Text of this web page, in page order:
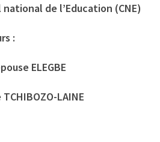
de l’Education (CNE)
:
ELEGBE
LAINE